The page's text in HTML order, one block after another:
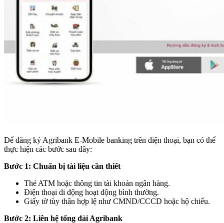
Để đăng ký Agribank E-Mobile banking trên điện thoại, bạn có thể
thực hiện các bước sau đây:
Bước 1: Chuẩn bị tài liệu cần thiết
Thẻ ATM hoặc thông tin tài khoản ngân hàng.
Điện thoại di động hoạt động bình thường.
Giấy tờ tùy thân hợp lệ như CMND/CCCD hoặc hộ chiếu.
Bước 2: Liên hệ tổng đài Agribank